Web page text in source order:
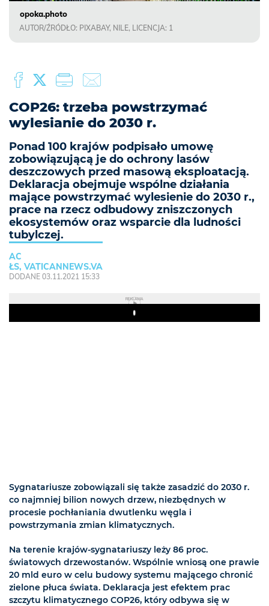
opoka.photo
AUTOR/ŹRÓDŁO: PIXABAY, NILE, LICENCJA: 1
COP26: trzeba powstrzymać
wylesianie do 2030 r.
Ponad 100 krajów podpisało umowę
zobowiązującą je do ochrony lasów
deszczowych przed masową eksploatacją.
Deklaracja obejmuje wspólne działania
mające powstrzymać wylesienie do 2030 r.,
prace na rzecz odbudowy zniszczonych
ekosystemów oraz wsparcie dla ludności
tubylczej.
AC
ŁS, VATICANNEWS.VA
DODANE 03.11.2021 15:33
REKLAMA
Play
Sygnatariusze zobowiązali się także zasadzić do 2030 r.
co najmniej bilion nowych drzew, niezbędnych w
procesie pochłaniania dwutlenku węgla i
powstrzymania zmian klimatycznych.
Na terenie krajów-sygnatariuszy leży 86 proc.
światowych drzewostanów. Wspólnie wniosą one prawie
20 mld euro w celu budowy systemu mającego chronić
zielone płuca świata. Deklaracja jest efektem prac
szczytu klimatycznego COP26, który odbywa się w